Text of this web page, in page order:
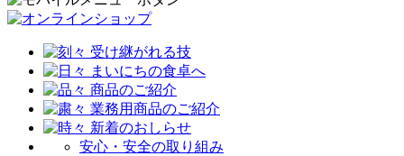
安心・安全の取り組み